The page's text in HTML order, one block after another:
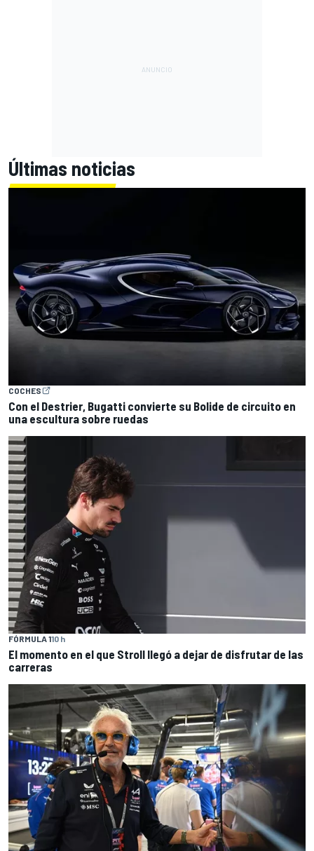
Últimas noticias
COCHES
Con el Destrier, Bugatti convierte su Bolide de circuito en
una escultura sobre ruedas
FÓRMULA 110 h
El momento en el que Stroll llegó a dejar de disfrutar de las
carreras